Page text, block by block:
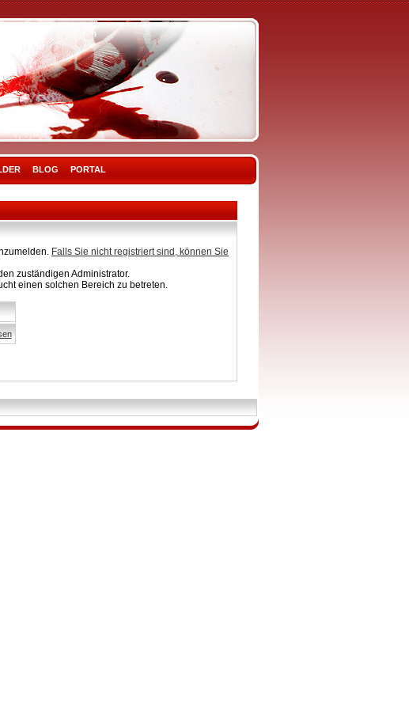
BLOG PORTAL
Falls Sie nicht registriert sind, können Sie
zuständigen Administrator.
einen solchen Bereich zu betreten.